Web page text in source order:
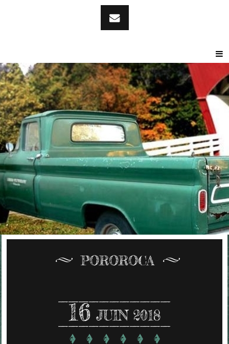
POROROCA
16 JUIN 2018